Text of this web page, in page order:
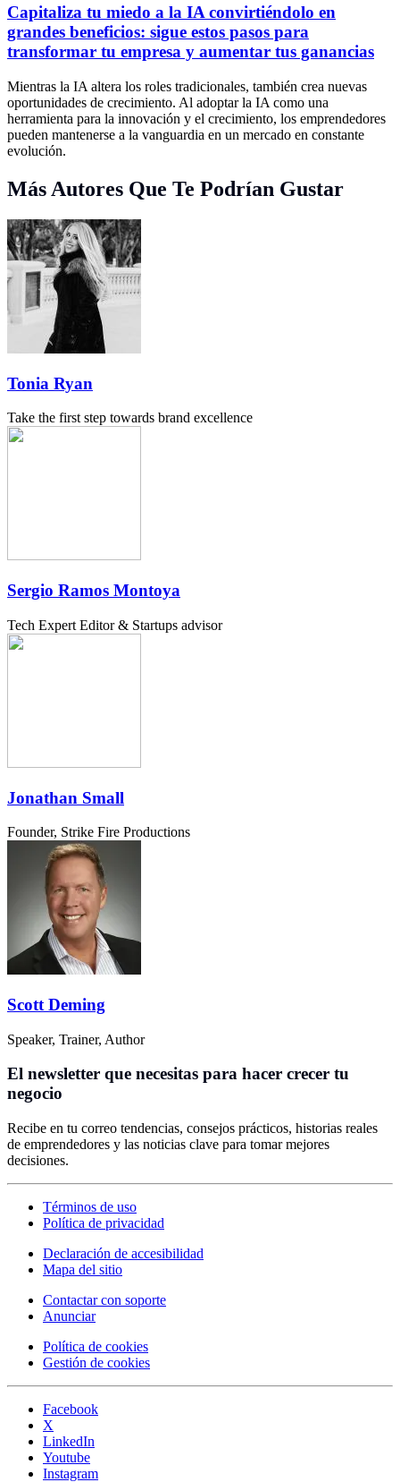
Capitaliza tu miedo a la IA convirtiéndolo en
grandes beneficios: sigue estos pasos para
transformar tu empresa y aumentar tus ganancias
Mientras la IA altera los roles tradicionales, también crea nuevas
oportunidades de crecimiento. Al adoptar la IA como una
herramienta para la innovación y el crecimiento, los emprendedores
pueden mantenerse a la vanguardia en un mercado en constante
evolución.
Más Autores Que Te Podrían Gustar
Tonia Ryan
Take the first step towards brand excellence
Sergio Ramos Montoya
Tech Expert Editor & Startups advisor
Jonathan Small
Founder, Strike Fire Productions
Scott Deming
Speaker, Trainer, Author
El newsletter que necesitas para hacer crecer tu
negocio
Recibe en tu correo tendencias, consejos prácticos, historias reales
de emprendedores y las noticias clave para tomar mejores
decisiones.
Términos de uso
Política de privacidad
Declaración de accesibilidad
Mapa del sitio
Contactar con soporte
Anunciar
Política de cookies
Gestión de cookies
Facebook
X
LinkedIn
Youtube
Instagram